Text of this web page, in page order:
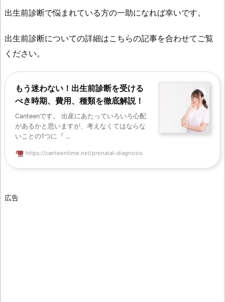
出生前診断で悩まれている方の一助になれば幸いです。
出生前診断についての詳細はこちらの記事を合わせてご覧
ください。
もう迷わない！出生前診断を受ける
べき時期、費用、種類を徹底解説！
Canteenです。 出産にあたっていろいろ心配
があるかと思いますが、考えなくてはならな
いことの1つに『 ...
https://canteentime.net/prenatal-diagnosis
広告